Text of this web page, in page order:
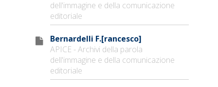
dell'immagine e della comunicazione
editoriale
Bernardelli F.[rancesco]
APICE - Archivi della parola
dell'immagine e della comunicazione
editoriale